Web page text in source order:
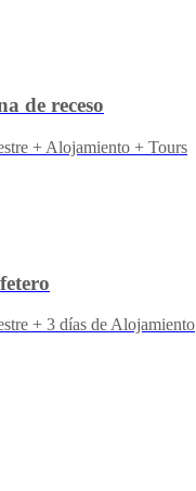
de receso
+ Alojamiento + Tours
+ 3 días de Alojamiento